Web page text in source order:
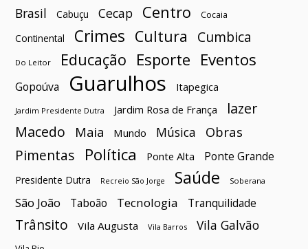
Brasil Cabuçu Cecap Centro Cocaia
Continental Crimes Cultura Cumbica
Do Leitor Educação Esporte Eventos
Gopoúva Guarulhos Itapegica
Jardim Presidente Dutra Jardim Rosa de França
lazer
Macedo
Maia Mundo Música Obras
Pimentas Política Ponte Alta Ponte Grande
Presidente Dutra Recreio São Jorge Saúde Soberana
São João Taboão Tecnologia Tranquilidade
Trânsito Vila Augusta Vila Barros Vila Galvão